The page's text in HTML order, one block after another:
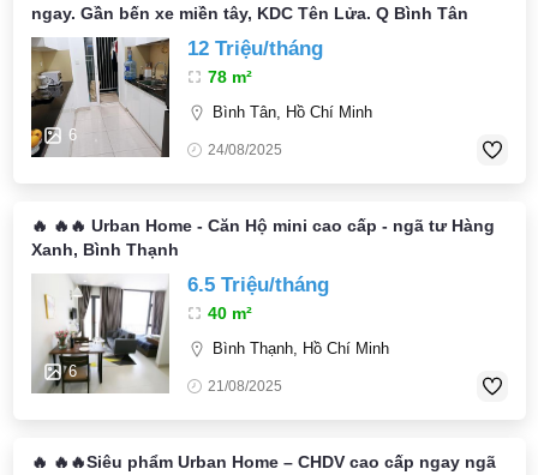
ngay. Gần bến xe miền tây, KDC Tên Lửa. Q Bình Tân
6
12 Triệu/tháng
78 m²
Bình Tân, Hồ Chí Minh
24/08/2025
🔥 🔥🔥 Urban Home - Căn Hộ mini cao cấp - ngã tư Hàng
Xanh, Bình Thạnh
6
6.5 Triệu/tháng
40 m²
Bình Thạnh, Hồ Chí Minh
21/08/2025
🔥 🔥🔥Siêu phẩm Urban Home – CHDV cao cấp ngay ngã